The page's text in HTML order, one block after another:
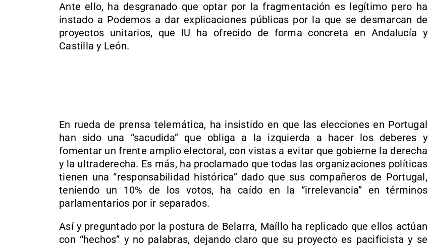
Ante ello, ha desgranado que optar por la fragmentación es legítimo pero ha
instado a Podemos a dar explicaciones públicas por la que se desmarcan de
proyectos unitarios, que IU ha ofrecido de forma concreta en Andalucía y
Castilla y León.
En rueda de prensa telemática, ha insistido en que las elecciones en Portugal
han sido una “sacudida” que obliga a la izquierda a hacer los deberes y
fomentar un frente amplio electoral, con vistas a evitar que gobierne la derecha
y la ultraderecha. Es más, ha proclamado que todas las organizaciones políticas
tienen una “responsabilidad histórica” dado que sus compañeros de Portugal,
teniendo un 10% de los votos, ha caído en la “irrelevancia” en términos
parlamentarios por ir separados.
Así y preguntado por la postura de Belarra, Maíllo ha replicado que ellos actúan
con “hechos” y no palabras, dejando claro que su proyecto es pacificista y se